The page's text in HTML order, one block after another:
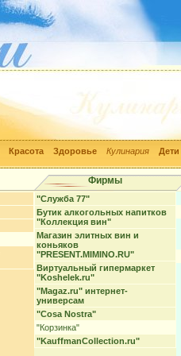
Красота Здоровье Кулинария Дети
Фирмы
"Служба 77"
Бутик алкогольных напитков
"Коллекция вин"
Магазин элитных вин и
коньяков
"PRESENT.MIMINO.RU"
Виртуальный гипермаркет
"Koshelek.ru"
"Magaz.ru" интернет-
универсам
"Cosa Nostra"
"Корзинка"
"KauffmanCollection.ru"